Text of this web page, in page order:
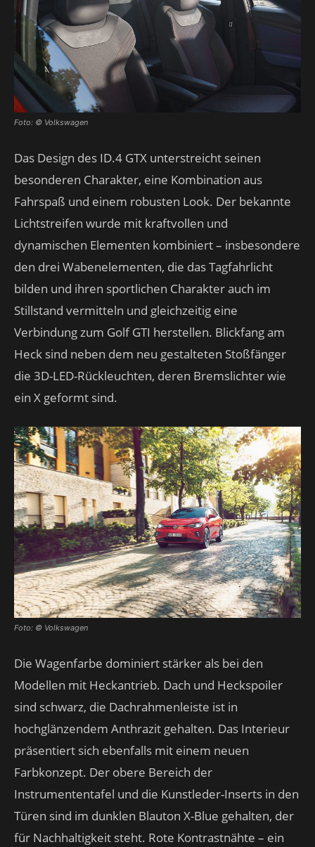
Foto: © Volkswagen
Das Design des ID.4 GTX unterstreicht seinen
besonderen Charakter, eine Kombination aus
Fahrspaß und einem robusten Look. Der bekannte
Lichtstreifen wurde mit kraftvollen und
dynamischen Elementen kombiniert – insbesondere
den drei Wabenelementen, die das Tagfahrlicht
bilden und ihren sportlichen Charakter auch im
Stillstand vermitteln und gleichzeitig eine
Verbindung zum Golf GTI herstellen. Blickfang am
Heck sind neben dem neu gestalteten Stoßfänger
die 3D-LED-Rückleuchten, deren Bremslichter wie
ein X geformt sind.
Foto: © Volkswagen
Die Wagenfarbe dominiert stärker als bei den
Modellen mit Heckantrieb. Dach und Heckspoiler
sind schwarz, die Dachrahmenleiste ist in
hochglänzendem Anthrazit gehalten. Das Interieur
präsentiert sich ebenfalls mit einem neuen
Farbkonzept. Der obere Bereich der
Instrumententafel und die Kunstleder-Inserts in den
Türen sind im dunklen Blauton X-Blue gehalten, der
für Nachhaltigkeit steht. Rote Kontrastnähte – ein